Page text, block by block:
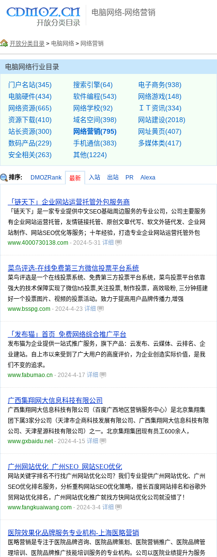
电脑网络-网络营销
开放分类目录 > 电脑网络 > 网络营销
电脑网络行业目录
门户名站(345) 搜索引擎(64)
电子商务(938)
电脑硬件(434)
软件编程(543)
网络游戏(148)
网络资源(665)
网络学校(92)
ＩＴ资讯(334)
资源下载(410)
域名空间(398)
网站建设(2018)
站长资源(300)
网络营销(795)
网址黄页(407)
数码产品(229)
手机通信(383)
多媒体类(417)
安全相关(263)
其他(1224)
排序: DMOZRank 最新 入站 出站 PR Alexa
「链天下」企业网站运营托管外包服务商
「链天下」是一家专业提供中文SEO基础周边服务的专业公司，公司主要服务
有企业网站运营托管，友情链接托管、原创文章代写、软文外链代发、企业网
站制作、网站SEO优化等服务；十年经验，打造专业企业网站运营托管外包
www.4000730138.com - 2024-5-31 详细
菜鸟评选-在线免费第三方微信投票平台系统
菜鸟评选是一个在线投票系统、免费第三方投票平台系统，菜鸟投票平台依靠
强大的技术保障实现了微信h5投票,关注投票, 制作投票，高效吸粉, 三分钟搭建
好一个投票图片、视频的投票活动。致力于提高用户品牌传播力,增强
www.bsspg.com - 2024-4-23 详细
「发布猫」首页_免费网络综合推广平台
发布猫为企业提供一站式推广服务，旗下产品：云发布、云媒体、云排名、企
业建站。自上市以来受到了广大用户的高度评价，为企业创造实际价值，是我
们不变的追求。
www.fabumao.cn - 2024-4-17 详细
广西集翔网大信息科技有限公司
广西集翔网大信息科技有限公司（百度广西地区营销服务中心）是北京集翔集
团下属3家分公司（天津市企商科技发展有限公司、广西集翔网大信息科技有限
公司、天津星源科技有限公司）之一。北京集翔集团现有员工600余人，
www.gxbaidu.net- 2024-4-15 详细
广州网站优化_广州SEO_网站SEO优化
网站关键字排名不行找广州网站优化公司？我们专业提供广州网站优化、广州
SEO优化排名服务，分析重构网站SEO优化策略，擅长百度网站排名和谷歌外
贸网站优化排名，广州网站优化推广就找方快网站优化公司就没错了！
www.fangkuaiwang.com - 2024-3-4 详细
医院效果化品牌服务专业机构-上海医略营销
医略营销是专注于医院品牌咨询、医院品牌策划、医院营销推广、医院品牌管
理培训、医院品牌推广技能培训服务的专业机构。公司以医院业绩提升为服务